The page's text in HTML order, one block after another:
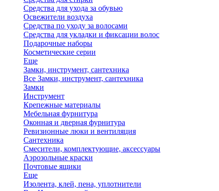
Средства для ухода за обувью
Освежители воздуха
Средства по уходу за волосами
Средства для укладки и фиксации волос
Подарочные наборы
Косметические серии
Еще
Замки, инструмент, сантехника
Все Замки, инструмент, сантехника
Замки
Инструмент
Крепежные материалы
Мебельная фурнитура
Оконная и дверная фурнитура
Ревизионные люки и вентиляция
Сантехника
Смесители, комплектующие, аксессуары
Аэрозольные краски
Почтовые ящики
Еще
Изолента, клей, пена, уплотнители